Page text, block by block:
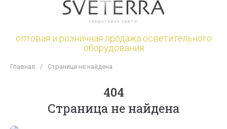
оптовая и розничная продажа осветительного
оборудования
Главная / Страница не найдена
404
Страница не найдена